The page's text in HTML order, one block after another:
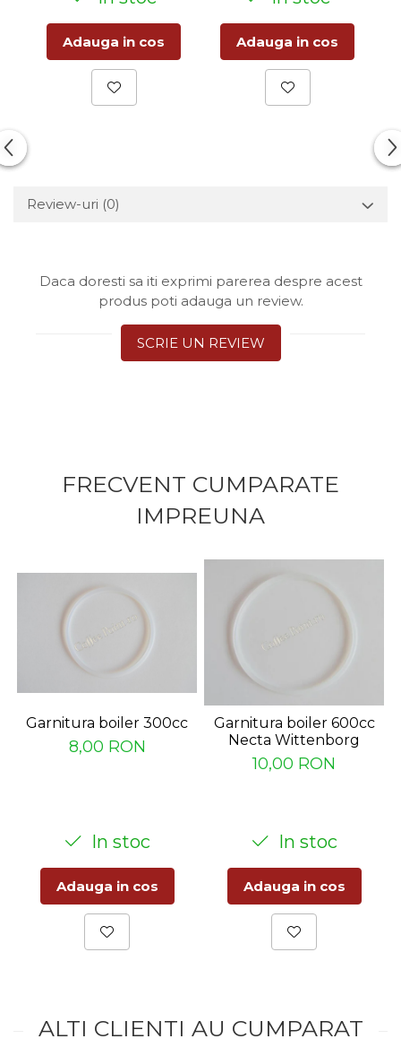
Adauga in cos Adauga in cos
Review-uri (0)
Daca doresti sa iti exprimi parerea despre acest
produs poti adauga un review.
SCRIE UN REVIEW
FRECVENT CUMPARATE
IMPREUNA
Garnitura boiler 300cc
8,00 RON
In stoc
Adauga in cos
Garnitura boiler 600cc
Necta Wittenborg
10,00 RON
In stoc
Adauga in cos
ALTI CLIENTI AU CUMPARAT